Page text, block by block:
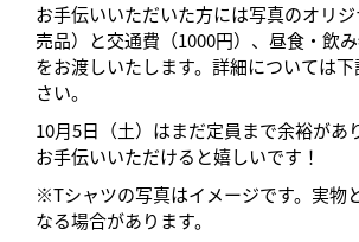
お手伝いいただいた方には写真のオリ
売品）と交通費（1000円）、昼食・飲
をお渡しいたします。詳細については
さい。
10月5日（土）はまだ定員まで余裕があ
お手伝いいただけると嬉しいです！
※Tシャツの写真はイメージです。実物
なる場合があります。